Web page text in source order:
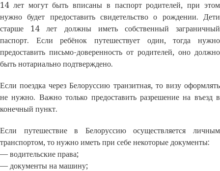
14 лет могут быть вписаны в паспорт родителей, при этом
нужно будет предоставить свидетельство о рождении. Дети
старше 14 лет должны иметь собственный заграничный
паспорт. Если ребёнок путешествует один, тогда нужно
предоставить письмо-доверенность от родителей, оно должно
быть нотариально подтверждено.
Если поездка через Белоруссию транзитная, то визу оформлять
не нужно. Важно только предоставить разрешение на въезд в
конечный пункт.
Если путешествие в Белоруссию осуществляется личным
транспортом, то нужно иметь при себе некоторые документы:
— водительские права;
— документы на машину;